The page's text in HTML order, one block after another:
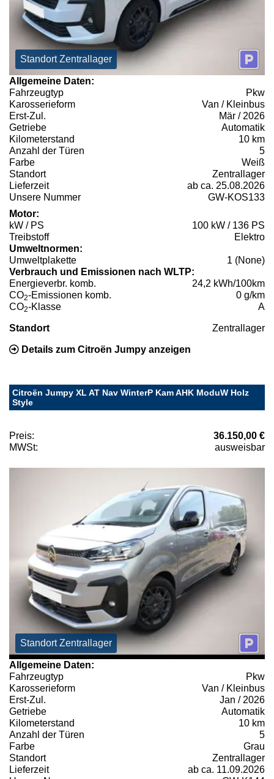
Standort Zentrallager
Allgemeine Daten:
Fahrzeugtyp
Pkw
Karosserieform
Van / Kleinbus
Erst-Zul.
Mär / 2026
Getriebe
Automatik
Kilometerstand
10 km
Anzahl der Türen
5
Farbe
Weiß
Standort
Zentrallager
Lieferzeit
ab ca. 25.08.2026
Unsere Nummer
GW-KOS133
Motor:
kW / PS
100 kW / 136 PS
Treibstoff
Elektro
Umweltnormen:
Umweltplakette
1 (None)
Verbrauch und Emissionen nach WLTP:
Energieverbr. komb.
24,2 kWh/100km
CO2-Emissionen komb.
0 g/km
CO2-Klasse A
Standort Zentrallager
Details zum Citroën Jumpy anzeigen
Citroën Jumpy XL AT Nav WinterP Kam AHK ModuW Holz
Style
Preis:
36.150,00 €
MWSt:
ausweisbar
Standort Zentrallager
Allgemeine Daten:
Fahrzeugtyp
Pkw
Karosserieform
Van / Kleinbus
Erst-Zul.
Jan / 2026
Getriebe
Automatik
Kilometerstand
10 km
Anzahl der Türen
5
Farbe
Grau
Standort
Zentrallager
Lieferzeit
ab ca. 11.09.2026